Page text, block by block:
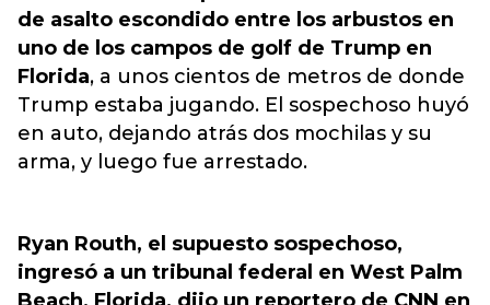
de asalto escondido entre los arbustos en
uno de los campos de golf de Trump en
Florida, a unos cientos de metros de donde
Trump estaba jugando. El sospechoso huyó
en auto, dejando atrás dos mochilas y su
arma, y luego fue arrestado.
Ryan Routh, el supuesto sospechoso,
ingresó a un tribunal federal en West Palm